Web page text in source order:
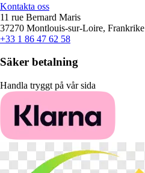
Kontakta oss
11 rue Bernard Maris
37270 Montlouis-sur-Loire, Frankrike
+33 1 86 47 62 58
Säker betalning
Handla tryggt på vår sida